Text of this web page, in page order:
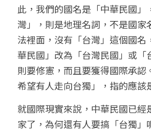
此，我們的國名是「中華民國」
灣」，則是地理名詞，不是國家
法裡面，沒有「台灣」這個國名
華民國」改為「台灣民國」或「
則要修憲，而且要獲得國際承認
希望有人走向台獨」，指的應該
就國際現實來說，中華民國已經
家了，為何還有人要搞「台獨」